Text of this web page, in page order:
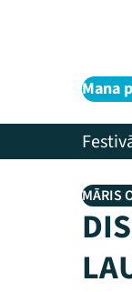
Mana
MĀRIS